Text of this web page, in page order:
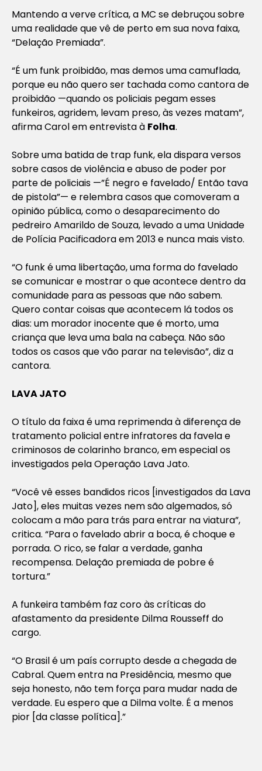
Mantendo a verve crítica, a MC se debruçou sobre
uma realidade que vê de perto em sua nova faixa,
“Delação Premiada”.
“É um funk proibidão, mas demos uma camuflada,
porque eu não quero ser tachada como cantora de
proibidão —quando os policiais pegam esses
funkeiros, agridem, levam preso, às vezes matam”,
afirma Carol em entrevista à Folha.
Sobre uma batida de trap funk, ela dispara versos
sobre casos de violência e abuso de poder por
parte de policiais —”É negro e favelado/ Então tava
de pistola”— e relembra casos que comoveram a
opinião pública, como o desaparecimento do
pedreiro Amarildo de Souza, levado a uma Unidade
de Polícia Pacificadora em 2013 e nunca mais visto.
“O funk é uma libertação, uma forma do favelado
se comunicar e mostrar o que acontece dentro da
comunidade para as pessoas que não sabem.
Quero contar coisas que acontecem lá todos os
dias: um morador inocente que é morto, uma
criança que leva uma bala na cabeça. Não são
todos os casos que vão parar na televisão”, diz a
cantora.
LAVA JATO
O título da faixa é uma reprimenda à diferença de
tratamento policial entre infratores da favela e
criminosos de colarinho branco, em especial os
investigados pela Operação Lava Jato.
“Você vê esses bandidos ricos [investigados da Lava
Jato], eles muitas vezes nem são algemados, só
colocam a mão para trás para entrar na viatura”,
critica. “Para o favelado abrir a boca, é choque e
porrada. O rico, se falar a verdade, ganha
recompensa. Delação premiada de pobre é
tortura.”
A funkeira também faz coro às críticas do
afastamento da presidente Dilma Rousseff do
cargo.
“O Brasil é um país corrupto desde a chegada de
Cabral. Quem entra na Presidência, mesmo que
seja honesto, não tem força para mudar nada de
verdade. Eu espero que a Dilma volte. É a menos
pior [da classe política].”